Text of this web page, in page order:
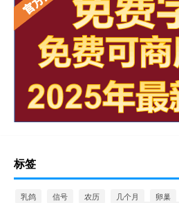
标签
乳鸽 信号 农历 几个月 卵巢